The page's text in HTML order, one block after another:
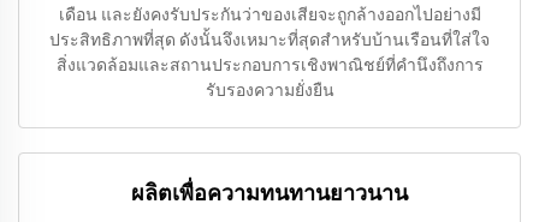
เดือน และยังคงรับประกันว่าของเสียจะถูกล้างออกไปอย่างมี
ประสิทธิภาพที่สุด ดังนั้นจึงเหมาะที่สุดสำหรับบ้านเรือนที่ใส่ใจ
สิ่งแวดล้อมและสถานประกอบการเชิงพาณิชย์ที่คำนึงถึงการ
รับรองความยั่งยืน
ผลิตเพื่อความทนทานยาวนาน